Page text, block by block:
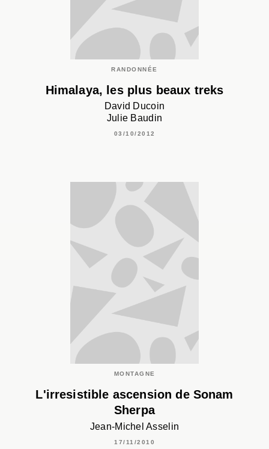
RANDONNÉE
Himalaya, les plus beaux treks
David Ducoin
Julie Baudin
03/10/2012
MONTAGNE
L'irresistible ascension de Sonam
Sherpa
Jean-Michel Asselin
17/11/2010